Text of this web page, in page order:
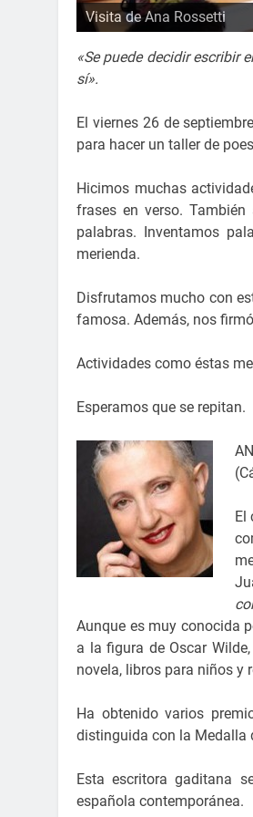
Visita de Ana Rossetti
Visita de Ana Rossetti
Visita de Ana Rossetti
Visita de Ana Rossetti
Visita de Ana Rossetti
Visita de Ana Rossetti
Visita de Ana Rossetti
Visita de Ana Rossetti
Visita de Ana Rossetti
Visita de Ana Rossetti
Visita de Ana Rossetti
Visita de Ana Rossetti
«Se puede decidir escribir
sí».
El viernes 26 de
para hacer un taller de
Hicimos muchas
frases en verso.
palabras. Inventamos
merienda.
Disfrutamos mucho con
famosa. Además, nos
Actividades como éstas
Esperamos que se repitan.
El
Aunque es muy conocida
a la figura de Oscar
novela, libros para niños y
Ha obtenido varios
distinguida con la Medalla
Esta escritora gaditana
española contemporánea.